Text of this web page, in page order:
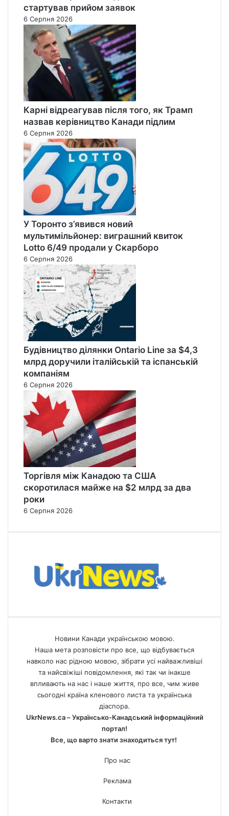
стартував прийом заявок
6 Серпня 2026
Карні відреагував після того, як Трамп
назвав керівництво Канади підлим
6 Серпня 2026
У Торонто з’явився новий
мультимільйонер: виграшний квиток
Lotto 6/49 продали у Скарборо
6 Серпня 2026
Будівництво ділянки Ontario Line за $4,3
млрд доручили італійській та іспанській
компаніям
6 Серпня 2026
Торгівля між Канадою та США
скоротилася майже на $2 млрд за два
роки
6 Серпня 2026
Новини Канади українською мовою.
Наша мета розповісти про все, що відбувається
навколо нас рідною мовою, зібрати усі найважливіші
та найсвіжіші повідомлення, які так чи інакше
впливають на нас і наше життя, про все, чим живе
сьогодні країна кленового листа та українська
діаспора.
UkrNews.ca – Українсько-Канадський інформаційний
портал!
Все, що варто знати знаходиться тут!
Про нас
Реклама
Контакти